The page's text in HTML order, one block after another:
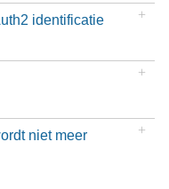
identificatie
niet meer